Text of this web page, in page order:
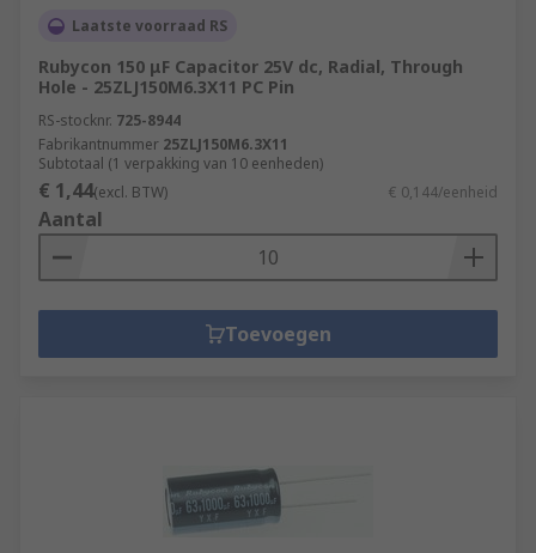
Laatste voorraad RS
Rubycon 150 μF Capacitor 25V dc, Radial, Through
Hole - 25ZLJ150M6.3X11 PC Pin
RS-stocknr. 725-8944
Fabrikantnummer 25ZLJ150M6.3X11
Subtotaal (1 verpakking van 10 eenheden)
€ 1,44(excl. BTW) € 0,144/eenheid
Aantal
Toevoegen